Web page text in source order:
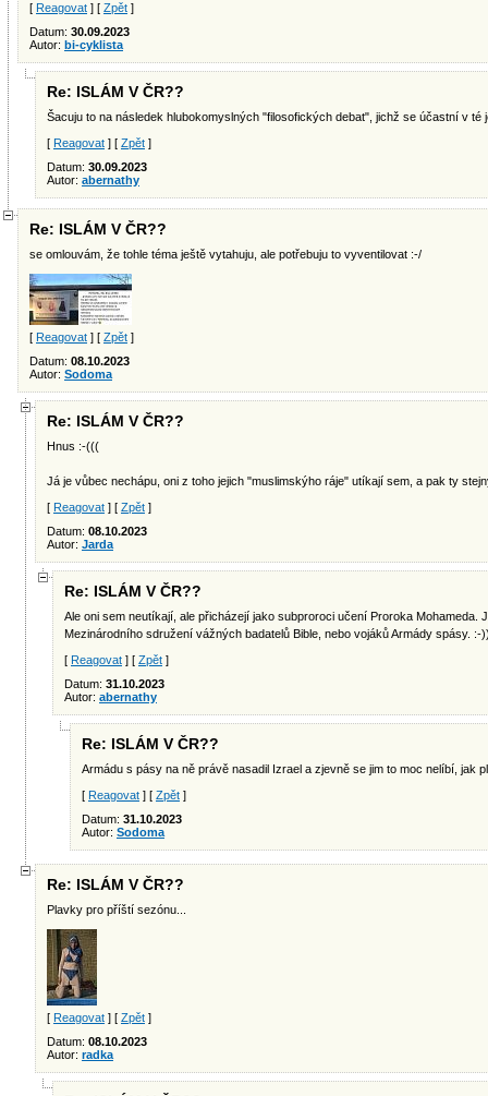
[ Reagovat ] [ Zpět ]
Datum: 30.09.2023
Autor: bi-cyklista
Re: ISLÁM V ČR??
Šacuju to na následek hlubokomyslných "filosofických debat", jichž se účastní v té
[ Reagovat ] [ Zpět ]
Datum: 30.09.2023
Autor: abernathy
Re: ISLÁM V ČR??
se omlouvám, že tohle téma ještě vytahuju, ale potřebuju to vyventilovat :-/
[ Reagovat ] [ Zpět ]
Datum: 08.10.2023
Autor: Sodoma
Re: ISLÁM V ČR??
Hnus :-(((
Já je vůbec nechápu, oni z toho jejich "muslimskýho ráje" utíkají sem, a pak ty
[ Reagovat ] [ Zpět ]
Datum: 08.10.2023
Autor: Jarda
Re: ISLÁM V ČR??
Ale oni sem neutíkají, ale přicházejí jako subproroci učení Proroka Mohameda.
Mezinárodního sdružení vážných badatelů Bible, nebo vojáků Armády spásy. :-
[ Reagovat ] [ Zpět ]
Datum: 31.10.2023
Autor: abernathy
Re: ISLÁM V ČR??
Armádu s pásy na ně právě nasadil Izrael a zjevně se jim to moc nelíbí, jak
[ Reagovat ] [ Zpět ]
Datum: 31.10.2023
Autor: Sodoma
Re: ISLÁM V ČR??
Plavky pro příští sezónu...
[ Reagovat ] [ Zpět ]
Datum: 08.10.2023
Autor: radka